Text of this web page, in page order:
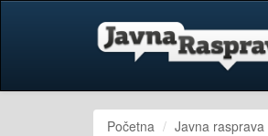
Početna Javna rasprava